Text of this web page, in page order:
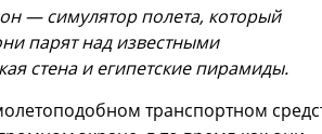
— симулятор полета, который
парят над известными
стена и египетские пирамиды.
транспортном